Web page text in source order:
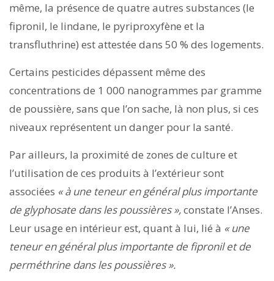
même, la présence de quatre autres substances (le
fipronil, le lindane, le pyriproxyfène et la
transfluthrine) est attestée dans 50 % des logements.
Certains pesticides dépassent même des
concentrations de 1 000 nanogrammes par gramme
de poussière, sans que l’on sache, là non plus, si ces
niveaux représentent un danger pour la santé.
Par ailleurs, la proximité de zones de culture et
l’utilisation de ces produits à l’extérieur sont
associées « à une teneur en général plus importante
de glyphosate dans les poussières »,constate l’Anses.
Leur usage en intérieur est, quant à lui, lié à « une
teneur en général plus importante de fipronil et de
perméthrine dans les poussières ».